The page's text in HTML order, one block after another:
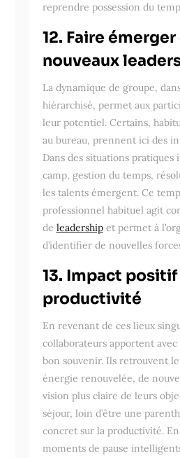
reprendre possession du
12. Faire émerger
nouveaux
La dynamique de groupe,
hiérarchisé, permet aux
leur potentiel. Certains,
au bureau, prennent ici des
Dans des situations pratiques
camp, gestion du temps,
les talents émergent. Ce
professionnel habituel agit
de leadershipet permet à
d’identifier de nouvelles
13. Impact positif
productivité
En revenant de ces lieux
collaborateurs apportent avec
bon souvenir. Ils retrouvent
énergie renouvelée, de
vision plus claire de leurs
séjour, loin d’être une
concret sur la productivité.
moments de pause